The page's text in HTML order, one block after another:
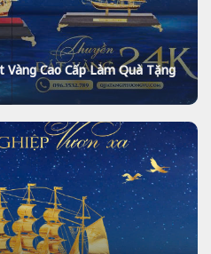
Cao Cấp Làm Quà Tặng